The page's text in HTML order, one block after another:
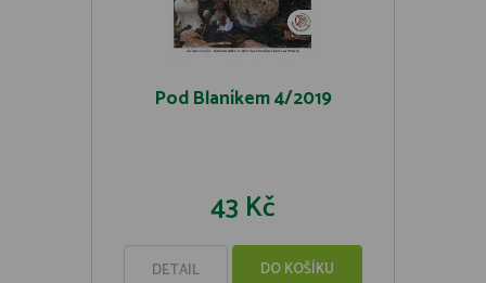
Pod Blaníkem 4/2019
43 Kč
DETAIL DO KOŠÍKU